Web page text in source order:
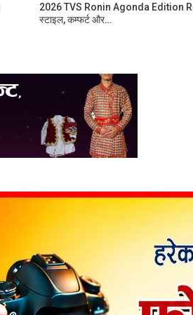
2026 TVS Ronin Agonda Edition
स्टाइल, कम्फर्ट और…